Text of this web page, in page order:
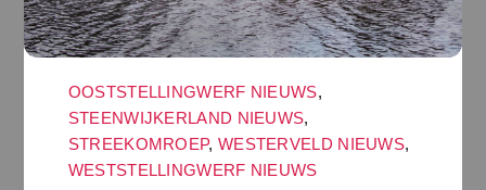
OOSTSTELLINGWERF NIEUWS,
STEENWIJKERLAND NIEUWS,
STREEKOMROEP, WESTERVELD NIEUWS,
WESTSTELLINGWERF NIEUWS